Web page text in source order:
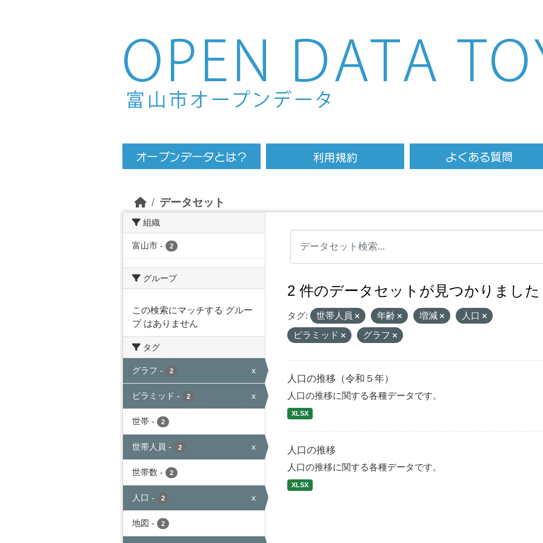
Skip to main content
データセット
組織
富山市 - 2
グループ
この検索にマッチする グルー
プ はありません
タグ
グラフ - 2 x
ピラミッド - 2 x
世帯 - 2
世帯人員 - 2 x
世帯数 - 2
人口 - 2 x
地図 - 2
2 件のデータセットが見つかりました
タグ: 世帯人員 年齢 増減
人口
ピラミッド
グラフ
人口の推移（令和５年）
人口の推移に関する各種データです。
XLSX
人口の推移
人口の推移に関する各種データです。
XLSX